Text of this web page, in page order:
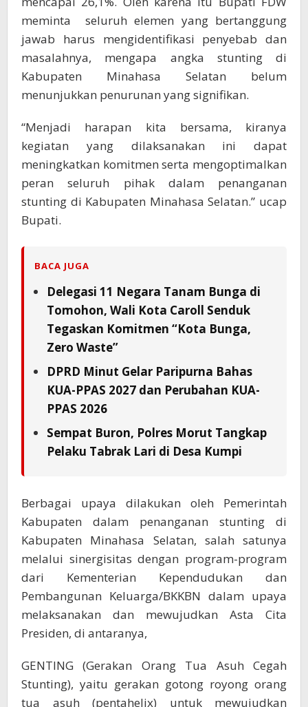
meminta seluruh elemen yang bertanggung
jawab harus mengidentifikasi penyebab dan
masalahnya, mengapa angka stunting di
Kabupaten Minahasa Selatan belum
menunjukkan penurunan yang signifikan.
“Menjadi harapan kita bersama, kiranya
kegiatan yang dilaksanakan ini dapat
meningkatkan komitmen serta mengoptimalkan
peran seluruh pihak dalam penanganan
stunting di Kabupaten Minahasa Selatan.” ucap
Bupati.
BACA JUGA
Delegasi 11 Negara Tanam Bunga di
Tomohon, Wali Kota Caroll Senduk
Tegaskan Komitmen “Kota Bunga,
Zero Waste”
DPRD Minut Gelar Paripurna Bahas
KUA-PPAS 2027 dan Perubahan KUA-
PPAS 2026
Sempat Buron, Polres Morut Tangkap
Pelaku Tabrak Lari di Desa Kumpi
Berbagai upaya dilakukan oleh Pemerintah
Kabupaten dalam penanganan stunting di
Kabupaten Minahasa Selatan, salah satunya
melalui sinergisitas dengan program-program
dari Kementerian Kependudukan dan
Pembangunan Keluarga/BKKBN dalam upaya
melaksanakan dan mewujudkan Asta Cita
Presiden, di antaranya,
GENTING (Gerakan Orang Tua Asuh Cegah
Stunting), yaitu gerakan gotong royong orang
tua asuh (pentahelix) untuk mewujudkan